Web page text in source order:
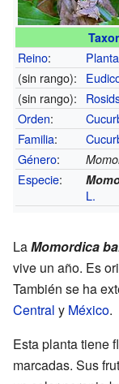
Reino:
(sin rango):
(sin rango):
Orden:
Familia:
Género:
Especie:
L.
LaMomordica
vive un año. Es
También se ha
Central y México.
Esta planta tiene
marcadas. Sus